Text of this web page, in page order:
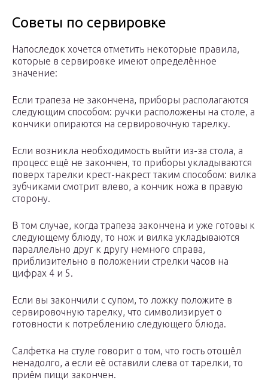
Советы по сервировке
Напоследок хочется отметить некоторые правила,
которые в сервировке имеют определённое
значение:
Если трапеза не закончена, приборы располагаются
следующим способом: ручки расположены на столе, а
кончики опираются на сервировочную тарелку.
Если возникла необходимость выйти из-за стола, а
процесс ещё не закончен, то приборы укладываются
поверх тарелки крест-накрест таким способом: вилка
зубчиками смотрит влево, а кончик ножа в правую
сторону.
В том случае, когда трапеза закончена и уже готовы к
следующему блюду, то нож и вилка укладываются
параллельно друг к другу немного справа,
приблизительно в положении стрелки часов на
цифрах 4 и 5.
Если вы закончили с супом, то ложку положите в
сервировочную тарелку, что символизирует о
готовности к потреблению следующего блюда.
Салфетка на стуле говорит о том, что гость отошёл
ненадолго, а если её оставили слева от тарелки, то
приём пищи закончен.